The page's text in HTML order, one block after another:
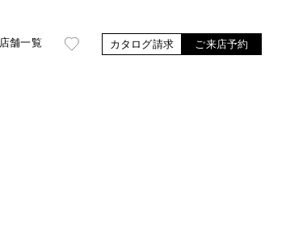
カタログ請求 ご来店予約
店舗一覧